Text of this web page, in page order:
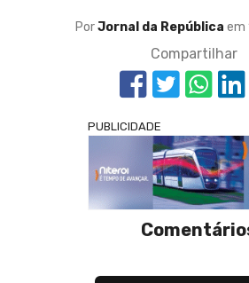
PorJornal da República em
Compartilhar
PUBLICIDADE